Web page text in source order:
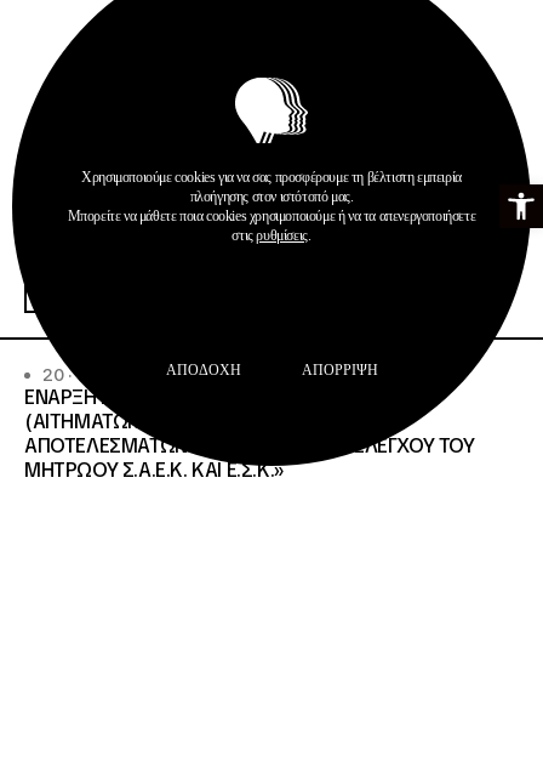
Ανοίξτε
Ανακοινώσεις
20 · 07 · 2026
ΕΝΑΡΞΗ ΔΙΑΔΙΚΑΣΙΑΣ ΥΠΟΒΟΛΗΣ ΕΝΣΤΑΣΕΩΝ
(ΑΙΤΗΜΑΤΩΝ ΕΠΑΝΕΛΕΓΧΟΥ) ΕΠΙ ΤΩΝ
ΑΠΟΤΕΛΕΣΜΑΤΩΝ ΤΟΥ ΔΙΟΙΚΗΤΙΚΟΥ ΕΛΕΓΧΟΥ ΤΟΥ
ΜΗΤΡΩΟΥ Σ.Α.Ε.Κ. ΚΑΙ Ε.Σ.Κ.»
Χρησιμοποιούμε cookies για να σας προσφέρουμε τη βέλτιστη εμπειρία
πλοήγησης στον ιστότοπό μας.
Μπορείτε να μάθετε ποια cookies χρησιμοποιούμε ή να τα απενεργοποιήσετε
στιςρυθμίσεις.
ΑΠΟΔΟΧΉ ΑΠΌΡΡΙΨΗ